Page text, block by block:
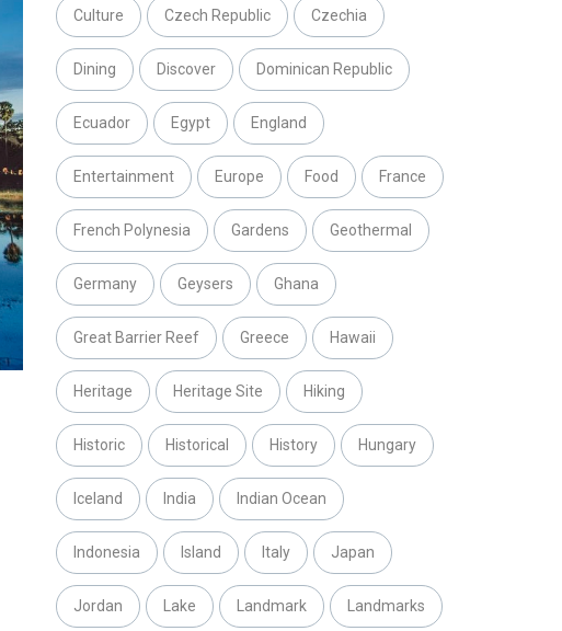
Culture Czech Republic Czechia
Dining Discover Dominican Republic
Ecuador Egypt England
Entertainment Europe Food France
French Polynesia Gardens Geothermal
Germany Geysers Ghana
Great Barrier Reef Greece Hawaii
Heritage Heritage Site Hiking
Historic Historical History Hungary
Iceland India Indian Ocean
Indonesia Island Italy Japan
Jordan Lake Landmark Landmarks